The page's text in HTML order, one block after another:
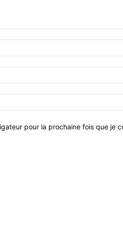
pour la prochaine fois que je